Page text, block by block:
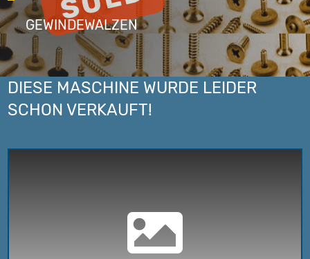
GEWINDEWALZEN
DIESE MASCHINE WURDE LEIDER
SCHON VERKAUFT!